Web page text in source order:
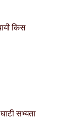
किस
सभ्यता